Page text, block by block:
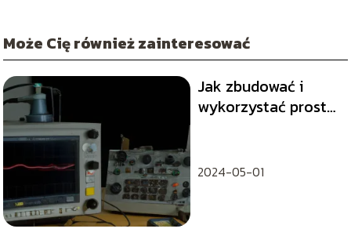
Może Cię również zainteresować
Jak zbudować i
wykorzystać prosty
2024-05-01